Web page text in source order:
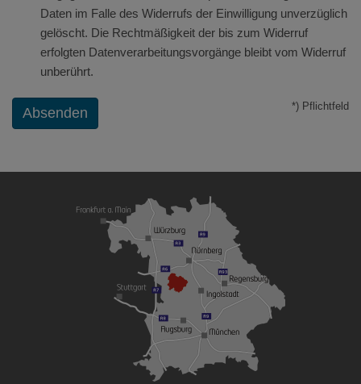
Daten im Falle des Widerrufs der Einwilligung unverzüglich
gelöscht. Die Rechtmäßigkeit der bis zum Widerruf
erfolgten Datenverarbeitungsvorgänge bleibt vom Widerruf
unberührt.
Absenden *) Pflichtfeld